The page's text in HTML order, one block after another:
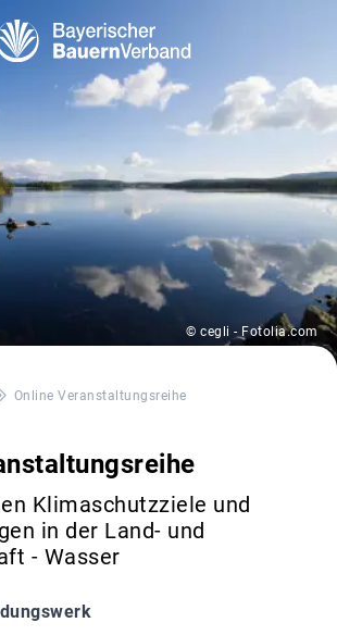
© cegli - Fotolia.com
Online Veranstaltungsreihe
Klimaschutzziele und
in der Land- und
- Wasser